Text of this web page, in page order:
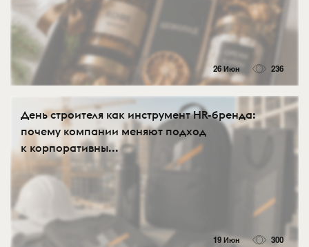
26 Июн 236
День строителя как инструмент HR-бренда:
почему компании меняют подход
к корпоративны...
19 Июн 300